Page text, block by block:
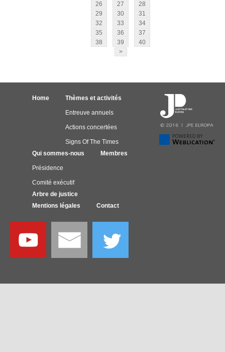
26
27
28
29
30
31
32
33
34
35
36
37
38
39
40
>
Home Thèmes et activités
Entreuve annuels
Actions concertées
Signs Of The Times
Qui sommes-nous
Présidence
Comité exécutif
Membres
Arbre de justice
Mentions légales
Contact